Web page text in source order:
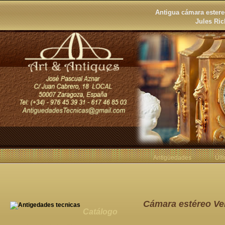
Antigua cámara
Jules
Antigüedades
Catálogo
Cámara estéreo